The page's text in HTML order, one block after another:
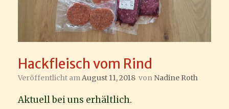
Hackfleisch vom Rind
Veröffentlicht amAugust 11, 2018 von Nadine Roth
Aktuell bei uns erhältlich.